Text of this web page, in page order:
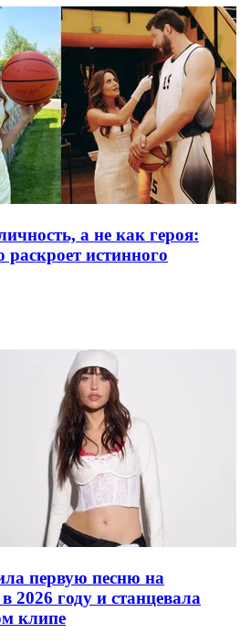
а не как героя:
истинного
первую песню на
2026 году и станцевала
клипе